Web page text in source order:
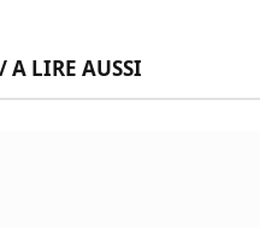
A LIRE AUSSI